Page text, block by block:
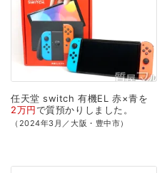
任天堂 switch 有機EL 赤×青を
2万円で質預かり しました。
（2024年3月／大阪・豊中市）